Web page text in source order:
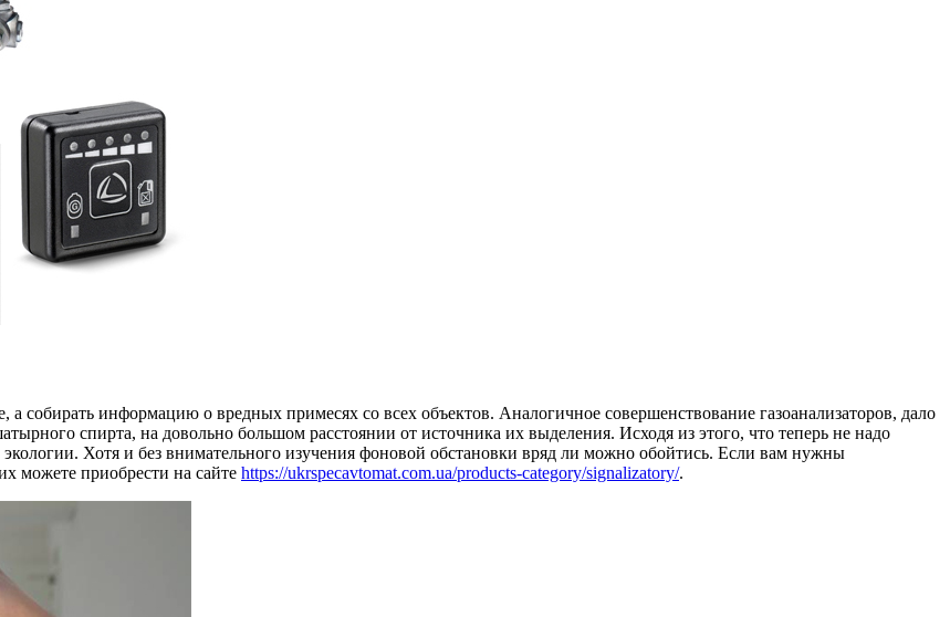
а собирать информацию о вредных примесях со всех объектов. Аналогичное совершенствование газоанализаторов, дало
спирта, на довольно большом расстоянии от источника их выделения. Исходя из этого, что теперь не надо
Хотя и без внимательного изучения фоновой обстановки вряд ли можно обойтись. Если вам нужны
можете приобрести на сайте https://ukrspecavtomat.com.ua/products-category/signalizatory/.